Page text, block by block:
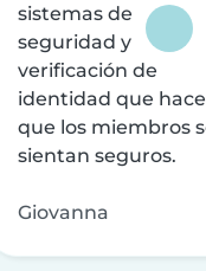
sistemas de
seguridad y
verificación de
identidad que
que los miembros
sientan seguros.
Giovanna